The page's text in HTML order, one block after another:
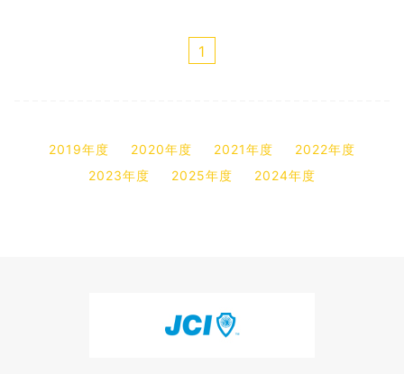
1
2019年度 2020年度 2021年度
2022年度
2023年度
2025年度 2024年度